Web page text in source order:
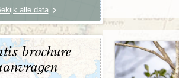
alle data
brochure